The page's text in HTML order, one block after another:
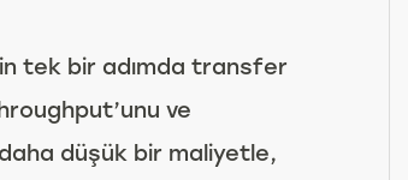
tek bir adımda transfer
ve
düşük bir maliyetle,